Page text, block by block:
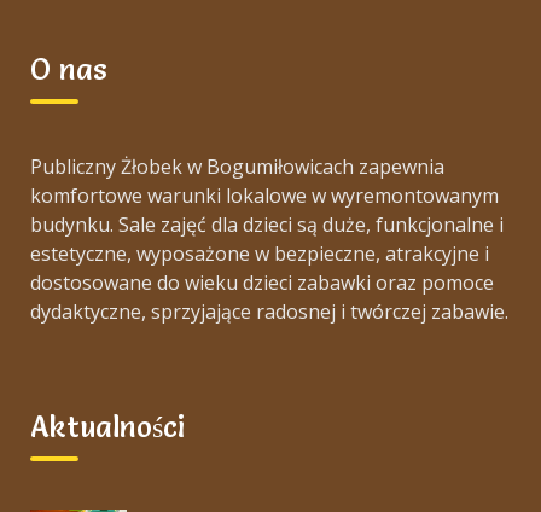
O nas
Publiczny Żłobek w Bogumiłowicach zapewnia
komfortowe warunki lokalowe w wyremontowanym
budynku. Sale zajęć dla dzieci są duże, funkcjonalne i
estetyczne, wyposażone w bezpieczne, atrakcyjne i
dostosowane do wieku dzieci zabawki oraz pomoce
dydaktyczne, sprzyjające radosnej i twórczej zabawie.
Aktualności